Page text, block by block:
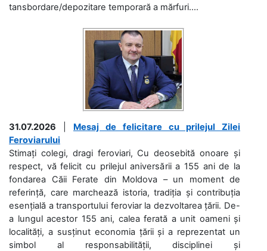
tansbordare/depozitare temporară a mărfuri....
31.07.2026
Mesaj de felicitare cu prilejul Zilei
Feroviarului
Stimați colegi, dragi feroviari, Cu deosebită onoare și
respect, vă felicit cu prilejul aniversării a 155 ani de la
fondarea Căii Ferate din Moldova – un moment de
referință, care marchează istoria, tradiția și contribuția
esențială a transportului feroviar la dezvoltarea țării. De-
a lungul acestor 155 ani, calea ferată a unit oameni și
localități, a susținut economia țării și a reprezentat un
simbol al responsabilității, disciplinei și